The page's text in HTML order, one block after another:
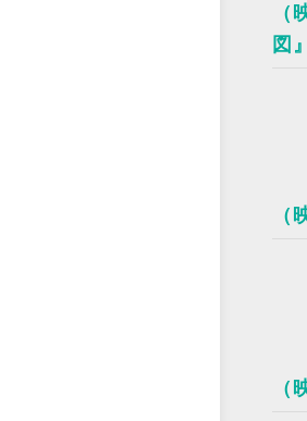
図』